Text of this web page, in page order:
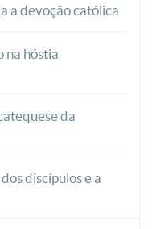
a devoção católica
na hóstia
da
discípulos e a